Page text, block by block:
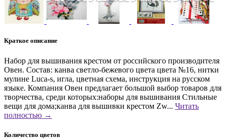
Краткое описание
Набор для вышивания крестом от российского производителя
Овен. Состав: канва светло-бежевого цвета цвета №16, нитки
мулине Luca-s, игла, цветная схема, инструкция на русском
языке. Компания Овен предлагает большой выбор товаров для
творчества, среди которых:наборы для вышивания Стильные
вещи для дома;канва для вышивки крестом Zw... Читать
полностью →
Количество цветов